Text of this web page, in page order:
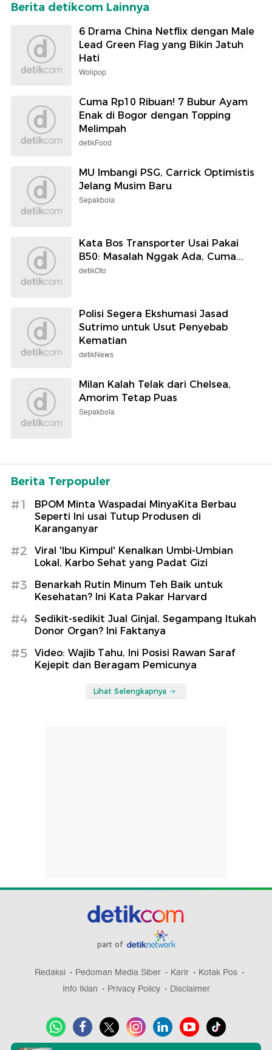
Berita detikcom Lainnya
6 Drama China Netflix dengan Male
Lead Green Flag yang Bikin Jatuh
Hati
Wolipop
Cuma Rp10 Ribuan! 7 Bubur Ayam
Enak di Bogor dengan Topping
Melimpah
detikFood
MU Imbangi PSG, Carrick Optimistis
Jelang Musim Baru
Sepakbola
Kata Bos Transporter Usai Pakai
B50: Masalah Nggak Ada, Cuma...
detikOto
Polisi Segera Ekshumasi Jasad
Sutrimo untuk Usut Penyebab
Kematian
detikNews
Milan Kalah Telak dari Chelsea,
Amorim Tetap Puas
Sepakbola
Berita Terpopuler
#1
BPOM Minta Waspadai MinyaKita Berbau
Seperti Ini usai Tutup Produsen di
Karanganyar
#2
Viral 'Ibu Kimpul' Kenalkan Umbi-Umbian
Lokal, Karbo Sehat yang Padat Gizi
#3
Benarkah Rutin Minum Teh Baik untuk
Kesehatan? Ini Kata Pakar Harvard
#4
Sedikit-sedikit Jual Ginjal, Segampang Itukah
Donor Organ? Ini Faktanya
#5
Video: Wajib Tahu, Ini Posisi Rawan Saraf
Kejepit dan Beragam Pemicunya
Lihat Selengkapnya
part of
Redaksi Pedoman Media Siber Karir
Kotak Pos
Info Iklan
Privacy Policy Disclaimer